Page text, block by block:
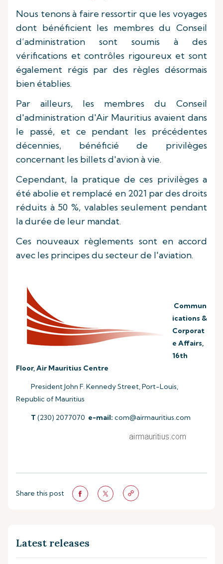
Nous tenons à faire ressortir que les voyages
dont bénéficient les membres du Conseil
d’administration sont soumis à des
vérifications et contrôles rigoureux et sont
également régis par des règles désormais
bien établies.
Par ailleurs, les membres du Conseil
d'administration d'Air Mauritius avaient dans
le passé, et ce pendant les précédentes
décennies, bénéficié de privilèges
concernant les billets d'avion à vie.
Cependant, la pratique de ces privilèges a
été abolie et remplacé en 2021 par des droits
réduits à 50 %, valables seulement pendant
la durée de leur mandat.
Ces nouveaux règlements sont en accord
avec les principes du secteur de l'aviation.
Commun
ications &
Corporat
e Affairs,
16th
Floor, Air Mauritius Centre
President John F. Kennedy Street, Port-Louis,
Republic of Mauritius
T (230) 2077070 e-mail: com@airmauritius.com
Share this post
Latest releases